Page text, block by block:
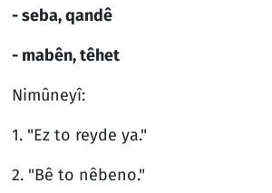
- seba, qandê
- mabên, têhet
Nimûneyî:
1. "Ez to reyde ya."
2. "Bê to nêbeno."